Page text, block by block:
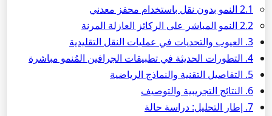
2.1 النمو بدون نقل باستخدام محفز معدني
2.2 النمو المباشر على الركائز العازلة المرنة
3. العيوب والتحديات في عمليات النقل التقليدية
4. التطورات الحديثة في تطبيقات الجرافين المُنمو مباشرة
5. التفاصيل التقنية والنماذج الرياضية
6. النتائج التجريبية والتوصيف
7. إطار التحليل: دراسة حالة